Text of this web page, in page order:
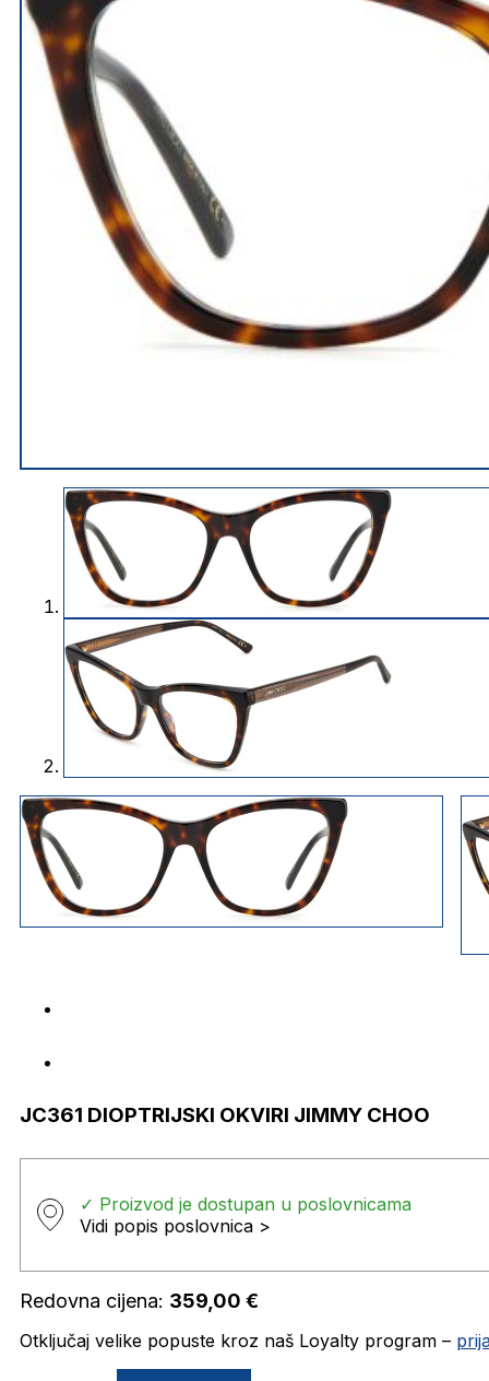
JC361 DIOPTRIJSKI OKVIRI JIMMY CHOO
✓ Proizvod je dostupan u poslovnicama
Vidi popis poslovnica >
Redovna cijena: 359,00 €
Otključaj velike popuste kroz naš Loyalty program –